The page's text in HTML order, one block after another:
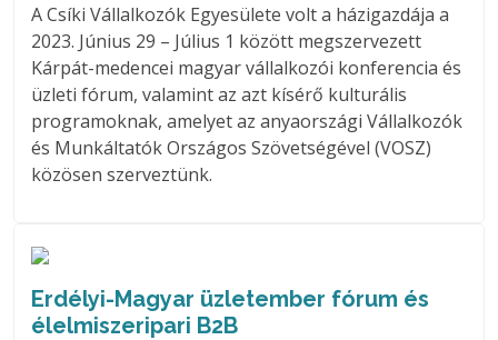
A Csíki Vállalkozók Egyesülete volt a házigazdája a
2023. Június 29 – Július 1 között megszervezett
Kárpát-medencei magyar vállalkozói konferencia és
üzleti fórum, valamint az azt kísérő kulturális
programoknak, amelyet az anyaországi Vállalkozók
és Munkáltatók Országos Szövetségével (VOSZ)
közösen szerveztünk.
Erdélyi-Magyar üzletember fórum és
élelmiszeripari B2B